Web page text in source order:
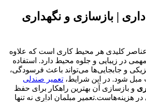
| بازسازی و نگهداری
عناصر کلیدی هر محیط کاری است که علاوه
در زیبایی و جلوه محیط دارد. استفاده
و جابجایی‌ها می‌تواند باعث فرسودگی،
مبل شود. در این شرایط، تعمیر صندلی
و بازسازی آن بهترین راهکار برای حفظ
هزینه‌هاست.تعمیر مبلمان اداری نه تنها